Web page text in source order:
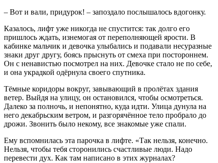
– Вот и вали, придурок! – запоздало послышалось вдогонку.
Казалось, лифт уже никогда не спустится: так долго его
пришлось ждать, изнемогая от переполняющей ярости. В
кабинке мальчик и девочка улыбались и подавали несуразные
знаки друг другу, боясь прыснуть от смеха при постороннем.
Он с ненавистью посмотрел на них. Девочке стало не по себе,
и она украдкой одёрнула своего спутника.
Тёмные коридоры вокруг, завывающий в пролётах здания
ветер. Выйдя на улицу, он остановился, чтобы осмотреться.
Далеко за полночь, и непонятно, куда идти. Улица дунула на
него декабрьским ветром, и разгорячённое тело пробрало до
дрожи. Звонить было некому, все знакомые уже спали.
Ему вспомнилась эта парочка в лифте. «Так нельзя, конечно.
Нельзя, чтобы тебя сторонились счастливые люди. Надо
перевести дух. Как там написано в этих журналах?